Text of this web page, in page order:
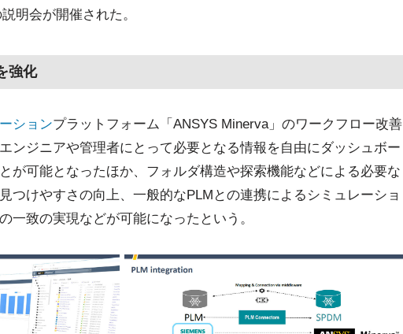
明会が開催された。
強化
ションプラットフォーム「ANSYS Minerva」のワークフロー改善
ンジニアや管理者にとって必要となる情報を自由にダッシュボー
が可能となったほか、フォルダ構造や探索機能などによる必要な
つけやすさの向上、一般的なPLMとの連携によるシミュレーショ
一致の実現などが可能になったという。